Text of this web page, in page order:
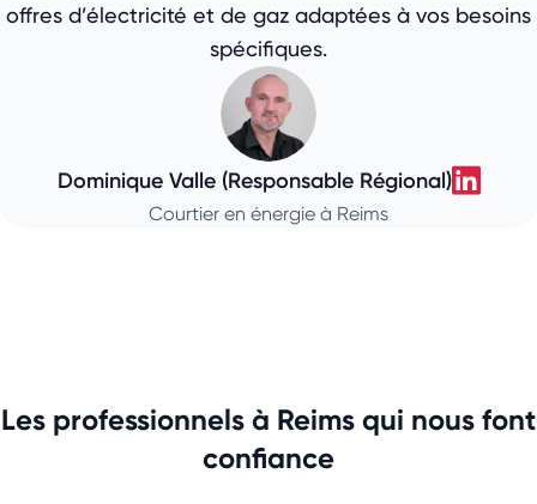
offres d’électricité et de gaz adaptées à vos besoins
spécifiques.
Dominique Valle (Responsable Régional)
Courtier en énergie à Reims
Les professionnels à Reims qui nous font
confiance